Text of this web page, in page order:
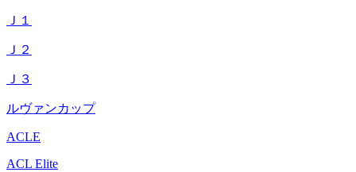
Ｊ１
Ｊ２
Ｊ３
ルヴァンカップ
ACLE
ACL Elite